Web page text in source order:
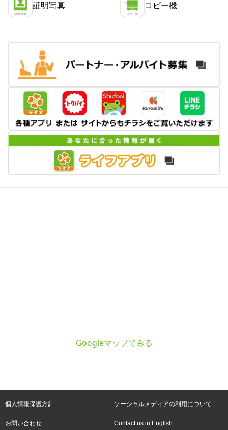
証明写真 コピー機
Googleマップでみる
個人情報保護方針 ソーシャルメディアの利用について
お問い合わせ Contact us in English